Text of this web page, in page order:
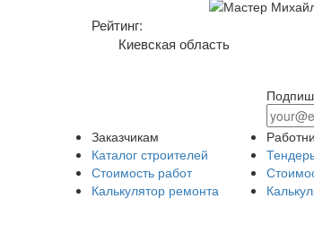
Рейтинг:
Киевская область
Заказчикам
Каталог строителей
Стоимость работ
Калькулятор ремонта